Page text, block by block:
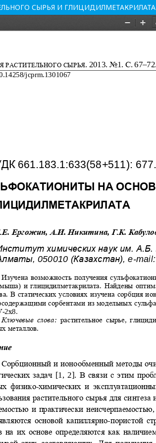
СЫРЬЯ И ГЛИЦИДИЛМЕТАКРИЛАТА